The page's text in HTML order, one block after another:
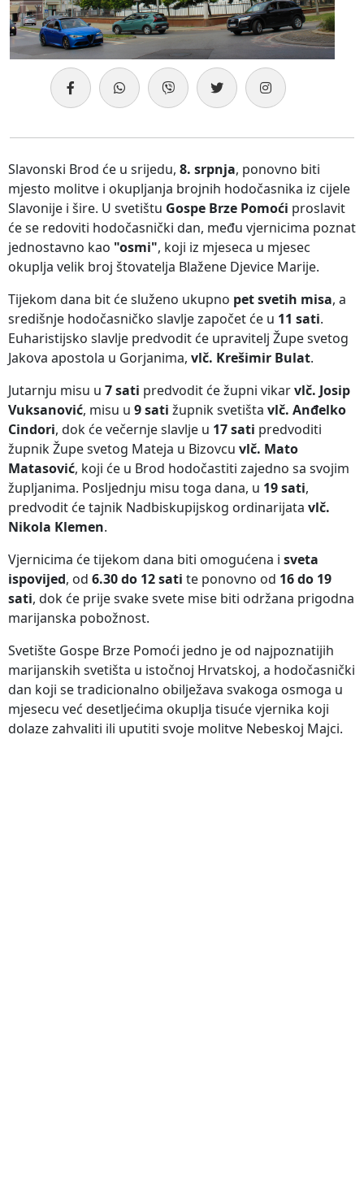
Slavonski Brod će u srijedu, 8. srpnja, ponovno biti
mjesto molitve i okupljanja brojnih hodočasnika iz cijele
Slavonije i šire. U svetištu Gospe Brze Pomoći proslavit
će se redoviti hodočasnički dan, među vjernicima poznat
jednostavno kao "osmi", koji iz mjeseca u mjesec
okuplja velik broj štovatelja Blažene Djevice Marije.
Tijekom dana bit će služeno ukupno pet svetih misa, a
središnje hodočasničko slavlje započet će u 11 sati.
Euharistijsko slavlje predvodit će upravitelj Župe svetog
Jakova apostola u Gorjanima, vlč. Krešimir Bulat.
Jutarnju misu u 7 sati predvodit će župni vikarvlč. Josip
Vuksanović, misu u 9 sati župnik svetišta vlč. Anđelko
Cindori, dok će večernje slavlje u 17 sati predvoditi
župnik Župe svetog Mateja u Bizovcu vlč. Mato
Matasović, koji će u Brod hodočastiti zajedno sa svojim
župljanima. Posljednju misu toga dana, u 19 sati,
predvodit će tajnik Nadbiskupijskog ordinarijata vlč.
Nikola Klemen.
Vjernicima će tijekom dana biti omogućena i sveta
ispovijed, od 6.30 do 12 sati te ponovno od 16 do 19
sati, dok će prije svake svete mise biti održana prigodna
marijanska pobožnost.
Svetište Gospe Brze Pomoći jedno je od najpoznatijih
marijanskih svetišta u istočnoj Hrvatskoj, a hodočasnički
dan koji se tradicionalno obilježava svakoga osmoga u
mjesecu već desetljećima okuplja tisuće vjernika koji
dolaze zahvaliti ili uputiti svoje molitve Nebeskoj Majci.